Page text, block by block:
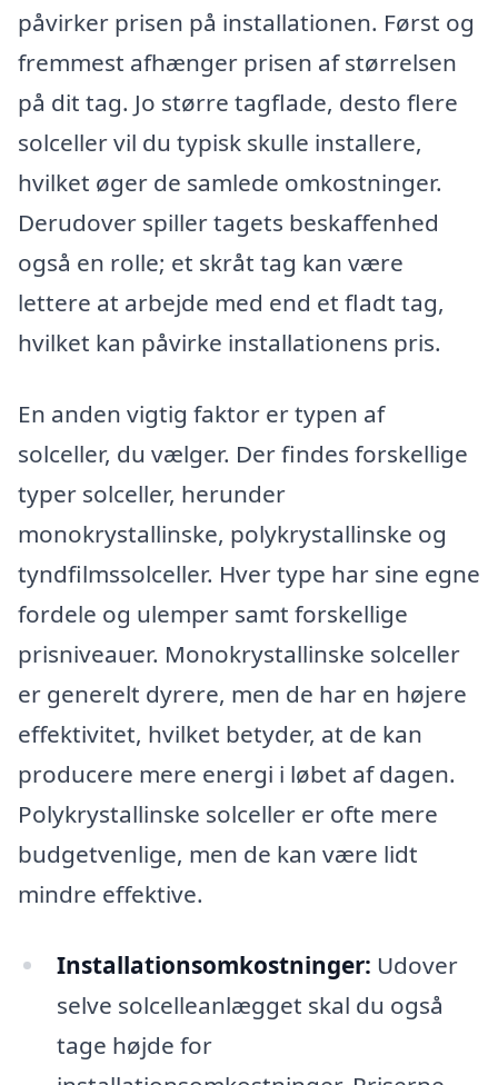
påvirker prisen på installationen. Først og
fremmest afhænger prisen af størrelsen
på dit tag. Jo større tagflade, desto flere
solceller vil du typisk skulle installere,
hvilket øger de samlede omkostninger.
Derudover spiller tagets beskaffenhed
også en rolle; et skråt tag kan være
lettere at arbejde med end et fladt tag,
hvilket kan påvirke installationens pris.
En anden vigtig faktor er typen af
solceller, du vælger. Der findes forskellige
typer solceller, herunder
monokrystallinske, polykrystallinske og
tyndfilmssolceller. Hver type har sine egne
fordele og ulemper samt forskellige
prisniveauer. Monokrystallinske solceller
er generelt dyrere, men de har en højere
effektivitet, hvilket betyder, at de kan
producere mere energi i løbet af dagen.
Polykrystallinske solceller er ofte mere
budgetvenlige, men de kan være lidt
mindre effektive.
Installationsomkostninger: Udover
selve solcelleanlægget skal du også
tage højde for